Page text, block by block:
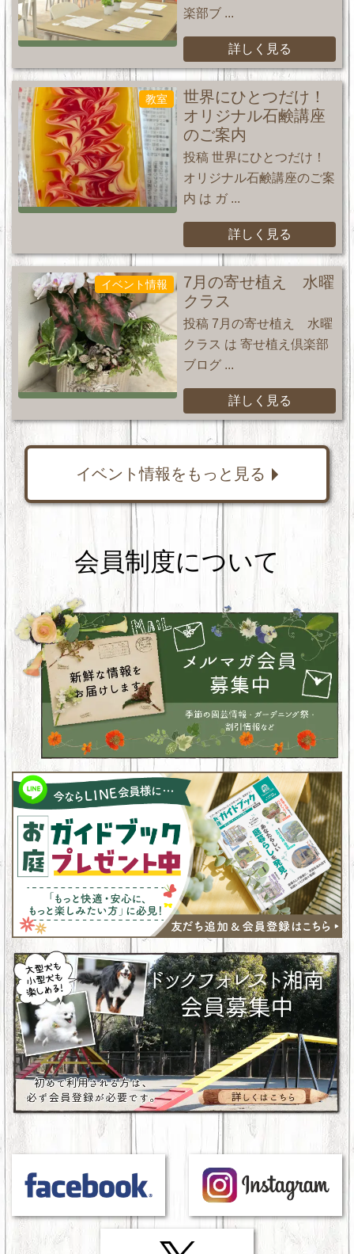
楽部ブ ...
詳しく見る
教室
世界にひとつだけ！
オリジナル石鹸講座
のご案内
投稿 世界にひとつだけ！
オリジナル石鹸講座のご案
内 は ガ ...
詳しく見る
イベント情報
7月の寄せ植え 水曜
クラス
投稿 7月の寄せ植え 水曜
クラス は 寄せ植え倶楽部
ブログ ...
詳しく見る
イベント情報をもっと見る
会員制度について